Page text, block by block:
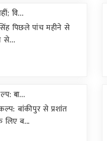
वि...
पिछले पांच महीने से
से...
बा...
बांकीपुर से प्रशांत
लिए ब...